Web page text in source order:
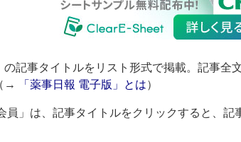
の記事タイトルをリスト形式で掲載。記事全
→
「薬事日報 電子版」とは）
」は、記事タイトルをクリックすると、記